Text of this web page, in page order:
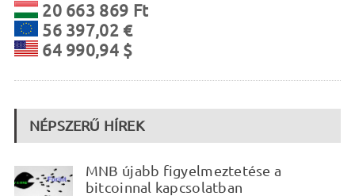
20 663 869 Ft
56 397,02 €
64 990,94 $
NÉPSZERŰ HÍREK
MNB újabb figyelmeztetése a
bitcoinnal kapcsolatban